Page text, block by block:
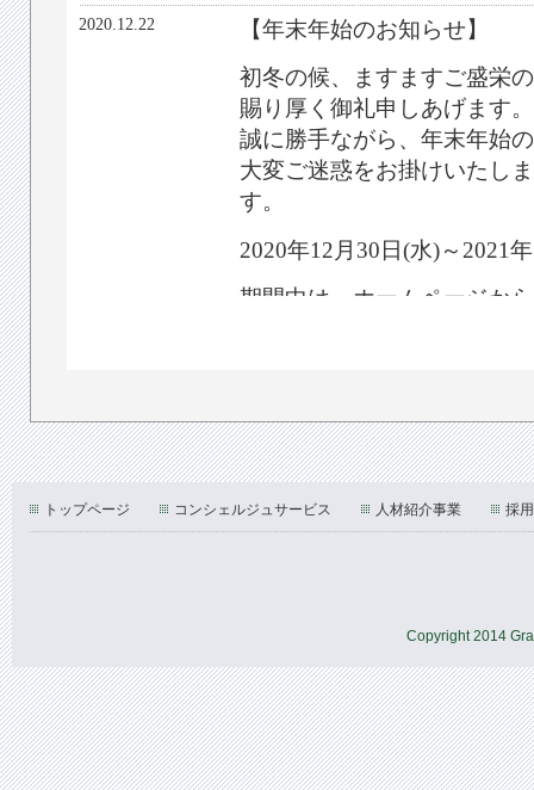
トップページ コンシェルジュサービス 人材紹介事業 採
Copyright 2014